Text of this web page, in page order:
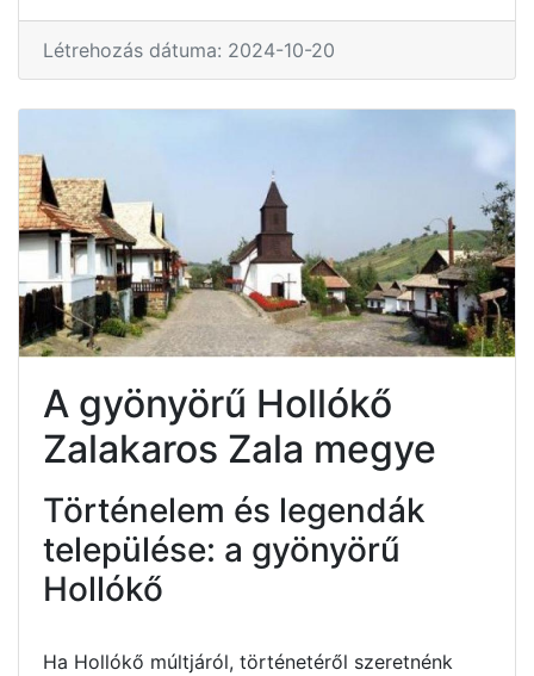
Létrehozás dátuma: 2024-10-20
A gyönyörű Hollókő
Zalakaros Zala megye
Történelem és legendák
települése: a gyönyörű
Hollókő
Ha Hollókő múltjáról, történetéről szeretnénk